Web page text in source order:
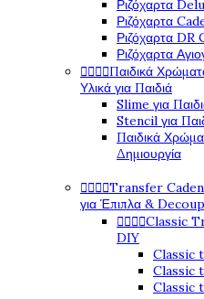
Ριζόχαρτα
Ριζόχαρτα
Ριζόχαρτα
Ριζόχαρτα
   Παιδικά
Υλικά για Παιδιά
Slime για
Stencil για
Παιδικά
Δημιουργία
   Transfer
για Έπιπλα &
   Classic
DIY
Classic
Classic
Classic